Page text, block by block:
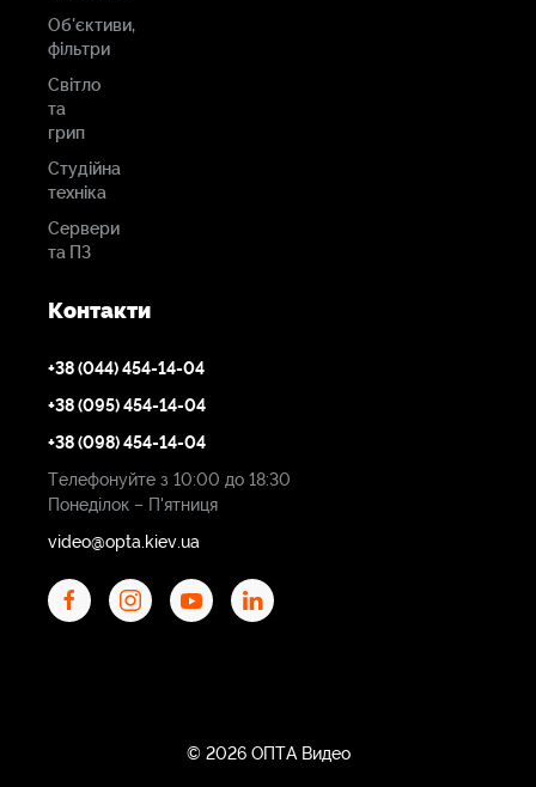
Об'єктиви,
фільтри
Світло
та
грип
Студійна
техніка
Сервери
та ПЗ
Контакти
+38 (044) 454-14-04
+38 (095) 454-14-04
+38 (098) 454-14-04
Телефонуйте з 10:00 до 18:30
Понеділок – П'ятниця
video@opta.kiev.ua
© 2026 ОПТА Видео